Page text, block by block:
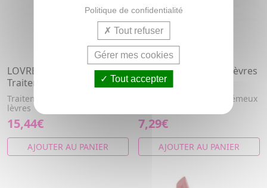
LOVREN Lip Stick Active
Traitement Volume Lèvres
Traitement volumateur pour
lèvres
15,44€
AJOUTER AU PANIER
LOVREN R1 Rouge à lèvres
hydra-creamy nude
Rouge à lèvres nude crémeux
7,29€
AJOUTER AU PANIER
Politique de confidentialité
Tout refuser
Gérer mes cookies
Tout accepter